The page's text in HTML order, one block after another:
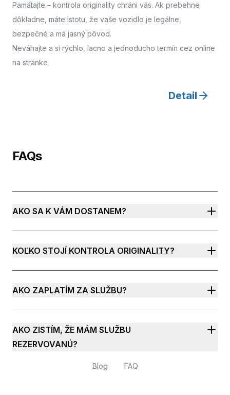
Pamätajte – kontrola originality chráni vás. Ak prebehne
dôkladne, máte istotu, že vaše vozidlo je legálne,
bezpečné a má jasný pôvod.
Neváhajte a si rýchlo, lacno a jednoducho termín cez online
na stránke
Detail
FAQs
AKO SA K VÁM DOSTANEM?
KOĽKO STOJÍ KONTROLA ORIGINALITY?
AKO ZAPLATÍM ZA SLUŽBU?
AKO ZISTÍM, ŽE MÁM SLUŽBU
REZERVOVANÚ?
Blog FAQ